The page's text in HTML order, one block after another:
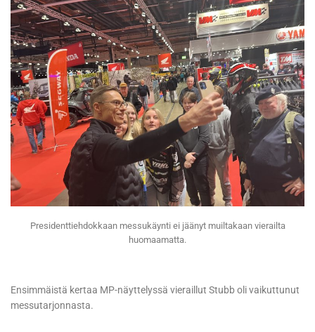
Presidenttiehdokkaan messukäynti ei jäänyt muiltakaan vierailta
huomaamatta.
Ensimmäistä kertaa MP-näyttelyssä vieraillut Stubb oli vaikuttunut
messutarjonnasta.